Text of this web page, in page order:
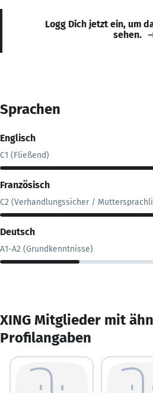
Logg Dich jetzt ein, um
sehen.
Sprachen
Englisch
C1 (Fließend)
Französisch
C2 (Verhandlungssicher /
Deutsch
A1-A2 (Grundkenntnisse)
XING Mitglieder mit
Profilangaben